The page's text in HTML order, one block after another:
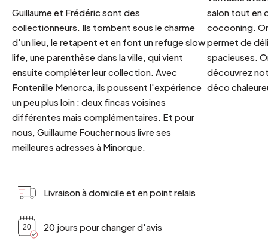
Guillaume et Frédéric sont des
collectionneurs. Ils tombent sous le charme
d'un lieu, le retapent et en font un refuge slow
life, une parenthèse dans la ville, qui vient
ensuite compléter leur collection. Avec
Fontenille Menorca, ils poussent l'expérience
un peu plus loin : deux fincas voisines
différentes mais complémentaires. Et pour
nous, Guillaume Foucher nous livre ses
meilleures adresses à Minorque.
salon tout en
cocooning.
permet de
spacieuses.
découvrez
déco
Livraison à domicile et en point relais
20 jours pour changer d'avis